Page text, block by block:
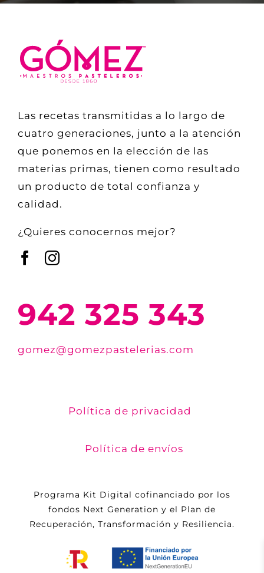
Las recetas transmitidas a lo largo de
cuatro generaciones, junto a la atención
que ponemos en la elección de las
materias primas, tienen como resultado
un producto de total confianza y
calidad.
¿Quieres conocernos mejor?
942 325 343
gomez@gomezpastelerias.com
Política de privacidad
Política de envíos
Programa Kit Digital cofinanciado por los
fondos Next Generation y el Plan de
Recuperación, Transformación y Resiliencia.